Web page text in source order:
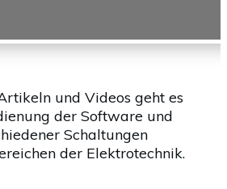
und Videos geht es
der Software und
Schaltungen
der Elektrotechnik.